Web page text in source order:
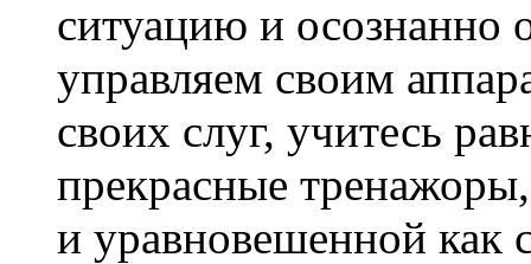
ситуацию и осознанно
управляем своим
своих слуг, учитесь
прекрасные
и уравновешенной как